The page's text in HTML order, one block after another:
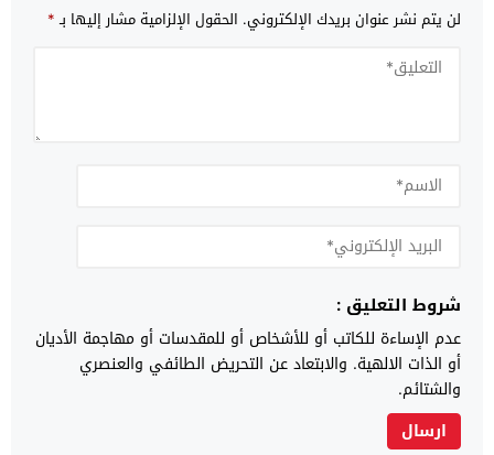
لن يتم نشر عنوان بريدك الإلكتروني. الحقول الإلزامية مشار إليها بـ*
شروط التعليق :
عدم الإساءة للكاتب أو للأشخاص أو للمقدسات أو مهاجمة الأديان
أو الذات الالهية. والابتعاد عن التحريض الطائفي والعنصري
والشتائم.